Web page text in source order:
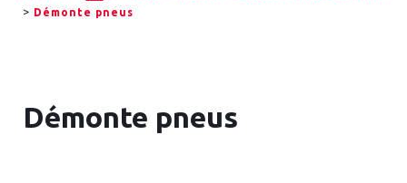
> Démonte pneus
Démonte pneus